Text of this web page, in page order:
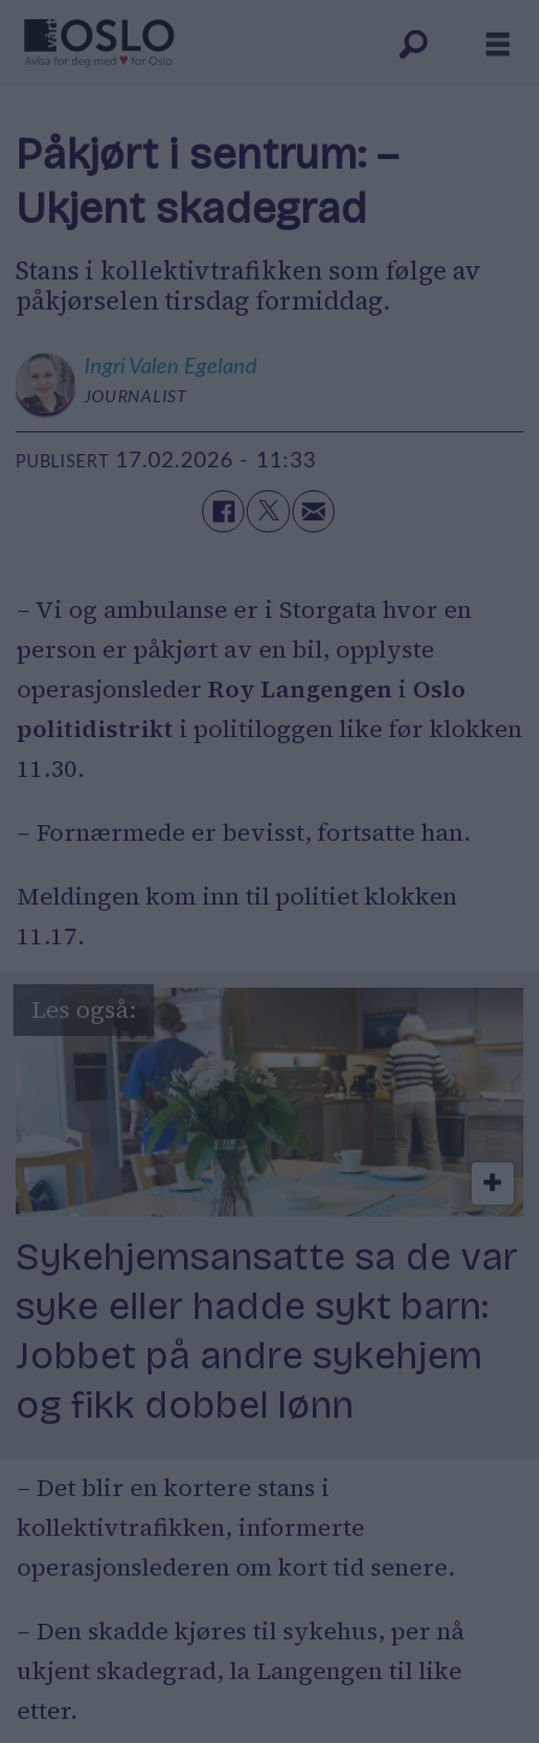
Påkjørt i sentrum: –
Ukjent skadegrad
Stans i kollektivtrafikken som følge av
påkjørselen tirsdag formiddag.
Ingri Valen Egeland
JOURNALIST
PUBLISERT 17.02.2026 - 11:33
– Vi og ambulanse er i Storgata hvor en
person er påkjørt av en bil, opplyste
operasjonsleder Roy Langengen i Oslo
politidistrikt i politiloggen like før klokken
11.30.
– Fornærmede er bevisst, fortsatte han.
Meldingen kom inn til politiet klokken
11.17.
Sykehjemsansatte sa de var
syke eller hadde sykt barn:
Jobbet på andre sykehjem
og fikk dobbel lønn
– Det blir en kortere stans i
kollektivtrafikken, informerte
operasjonslederen om kort tid senere.
– Den skadde kjøres til sykehus, per nå
ukjent skadegrad, la Langengen til like
etter.